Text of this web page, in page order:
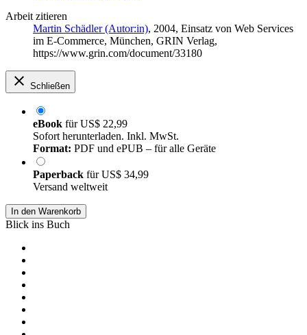
Arbeit zitieren
Martin Schädler (Autor:in), 2004, Einsatz von Web Services
im E-Commerce, München, GRIN Verlag,
https://www.grin.com/document/33180
Schließen
eBook fürUS$ 22,99
Sofort herunterladen. Inkl. MwSt.
Format: PDF und ePUB – für alle Geräte
Paperback fürUS$ 34,99
Versand weltweit
In den Warenkorb
Blick ins Buch